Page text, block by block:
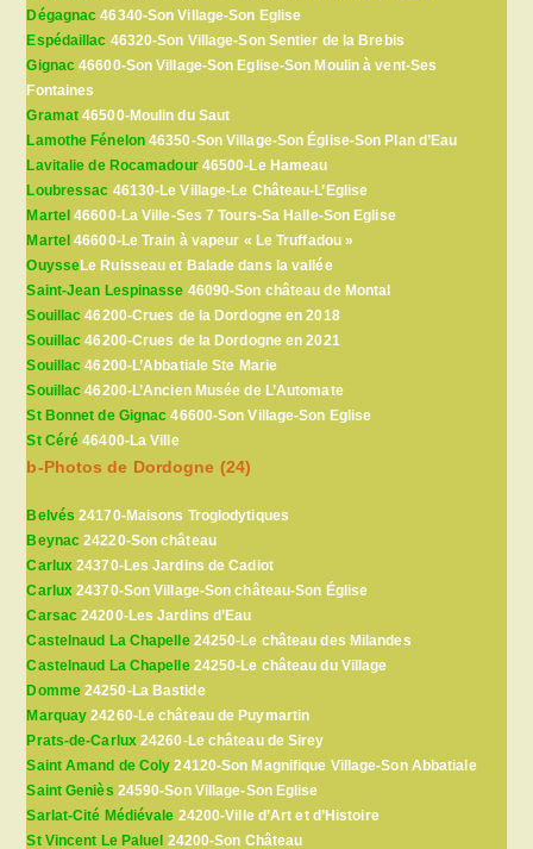
Dégagnac 46340-Son Village-Son Eglise
Espédaillac 46320-Son Village-Son Sentier de la Brebis
Gignac 46600-Son Village-Son Eglise-Son Moulin à vent-Ses
Fontaines
Gramat 46500-Moulin du Saut
Lamothe Fénelon46350-Son Village-Son Église-Son Plan d’Eau
Lavitalie de Rocamadour46500-Le Hameau
Loubressac 46130-Le Village-Le Château-L’Eglise
Martel 46600-La Ville-Ses 7 Tours-Sa Halle-Son Eglise
Martel 46600-Le Train à vapeur « Le Truffadou »
OuysseLe Ruisseau et Balade dans la vallée
Saint-Jean Lespinasse 46090-Son château de Montal
Souillac 46200-Crues de la Dordogne en 2018
Souillac 46200-Crues de la Dordogne en 2021
Souillac 46200-L’Abbatiale Ste Marie
Souillac 46200-L’Ancien Musée de L’Automate
St Bonnet de Gignac 46600-Son Village-Son Eglise
St Céré 46400-La Ville
b-Photos de Dordogne (24)
Belvés 24170-Maisons Troglodytiques
Beynac 24220-Son château
Carlux 24370-Les Jardins de Cadiot
Carlux 24370-Son Village-Son château-Son Église
Carsac 24200-Les Jardins d’Eau
Castelnaud La Chapelle24250-Le château des Milandes
Castelnaud La Chapelle24250-Le château du Village
Domme24250-La Bastide
Marquay 24260-Le château de Puymartin
Prats-de-Carlux24260-Le château de Sirey
Saint Amand de Coly 24120-Son Magnifique Village-Son Abbatiale
Saint Geniès 24590-Son Village-Son Eglise
Sarlat-Cité Médiévale 24200-Ville d’Art et d’Histoire
St Vincent Le Paluel 24200-Son Château